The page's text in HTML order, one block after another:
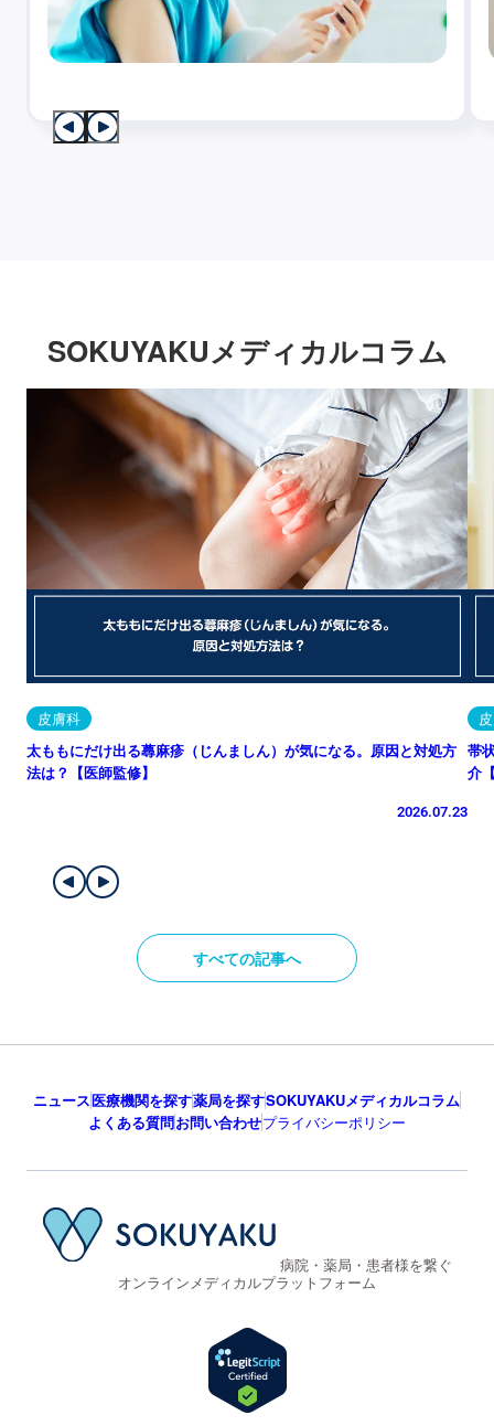
SOKUYAKUメディカルコラム
皮膚科
太ももにだけ出る蕁麻疹（じんましん）が気になる。原因と対処方
法は？【医師監修】
2026.07.23
帯
介
すべての記事へ
ニュース医療機関を探す薬局を探すSOKUYAKUメディカルコラム
よくある質問お問い合わせプライバシーポリシー
病院・薬局・患者様を繋ぐ
オンラインメディカルプラットフォーム